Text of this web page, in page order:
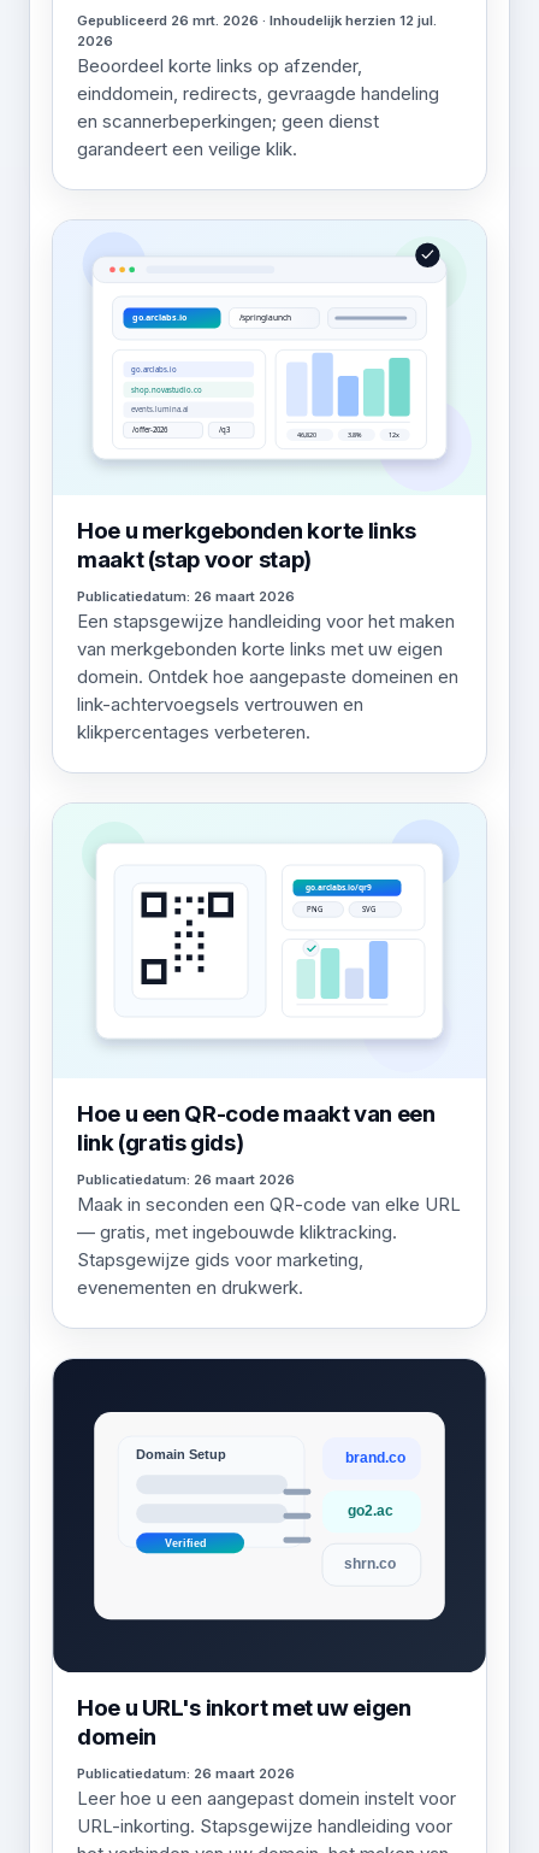
Gepubliceerd 26 mrt. 2026 · Inhoudelijk herzien 12 jul.
2026
Beoordeel korte links op afzender,
einddomein, redirects, gevraagde handeling
en scannerbeperkingen; geen dienst
garandeert een veilige klik.
Hoe u merkgebonden korte links
maakt (stap voor stap)
Publicatiedatum: 26 maart 2026
Een stapsgewijze handleiding voor het maken
van merkgebonden korte links met uw eigen
domein. Ontdek hoe aangepaste domeinen en
link-achtervoegsels vertrouwen en
klikpercentages verbeteren.
Hoe u een QR-code maakt van een
link (gratis gids)
Publicatiedatum: 26 maart 2026
Maak in seconden een QR-code van elke URL
— gratis, met ingebouwde kliktracking.
Stapsgewijze gids voor marketing,
evenementen en drukwerk.
Hoe u URL's inkort met uw eigen
domein
Publicatiedatum: 26 maart 2026
Leer hoe u een aangepast domein instelt voor
URL-inkorting. Stapsgewijze handleiding voor